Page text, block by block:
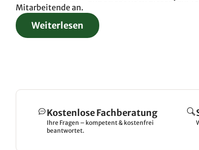
Mitarbeitende an.
Weiterlesen
Kostenlose Fachberatung
Ihre Fragen – kompetent & kostenfrei
beantwortet.